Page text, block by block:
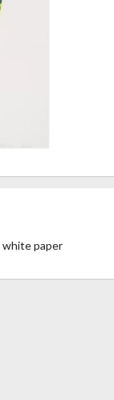
white paper